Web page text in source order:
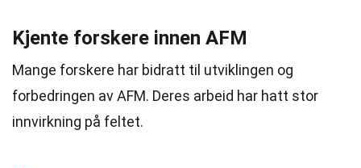
Kjente forskere innen AFM
Mange forskere har bidratt til utviklingen og
forbedringen av AFM. Deres arbeid har hatt stor
innvirkning på feltet.